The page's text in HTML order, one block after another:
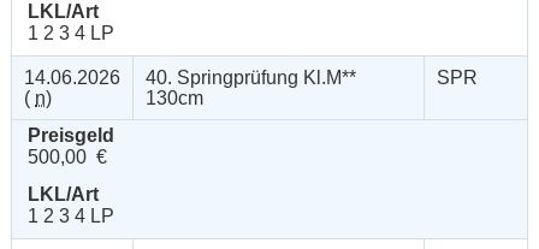
LKL/Art
1 2 3 4 LP
14.06.2026
( n)
40. Springprüfung Kl.M**
130cm
SPR
Preisgeld
500,00 €
LKL/Art
1 2 3 4 LP